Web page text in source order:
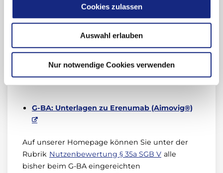
Cookies zulassen
Auswahl erlauben
Nur notwendige Cookies verwenden
Über den Zusatznutzen beschließt der G-BA.
Erenumab ist zugelassen zur Migräne-
Prophylaxe bei Erwachsenen mit mindestens
AkdÄ-Stellungnahme Erenumab (Aimovig®)
G-BA: Unterlagen zu Erenumab (Aimovig®)
Auf unserer Homepage können Sie unter der
Rubrik Nutzenbewertung § 35a SGB V alle
bisher beim G-BA eingereichten